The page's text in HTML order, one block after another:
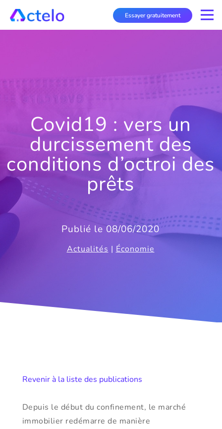
Essayer gratuitement
Covid19 : vers un
durcissement des
conditions d’octroi des
prêts
Publié le 08/06/2020
Actualités | Économie
Revenir à la liste des publications
Depuis le début du confinement, le marché
immobilier redémarre de manière